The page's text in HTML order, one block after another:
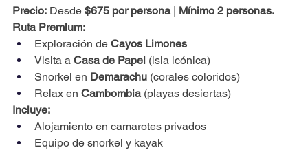
Precio: Desde $675 por persona | Mínimo 2 personas.
Ruta Premium:
Exploración de Cayos Limones
Visita a Casa de Papel (isla icónica)
Snorkel en Demarachu (corales coloridos)
Relax en Cambombia (playas desiertas)
Incluye:
Alojamiento en camarotes privados
Equipo de snorkel y kayak